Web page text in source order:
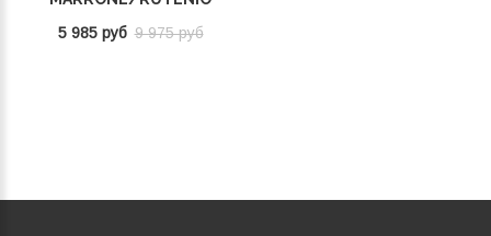
SCURO 014614D3 1A
5 985 руб 9 975 руб